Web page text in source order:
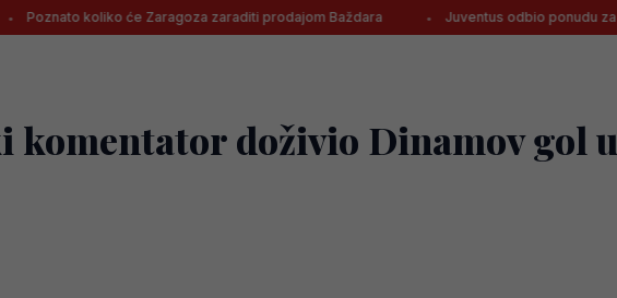
će Zaragoza zaraditi prodajom Baždara Juventus odbio ponudu za Bosanca,
komentator doživio Dinamov gol